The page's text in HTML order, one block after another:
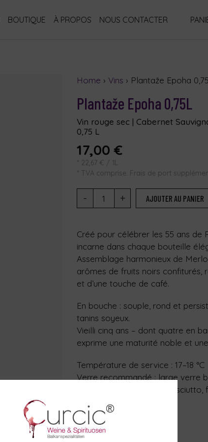
BOUTIQUE À PROPOS NOUS CONTACTER
Home › Vins › Plantaže Epoha
Plantaže Epoha 0,75L
Vin rouge sec | Cabernet
0,75 L
17,00€
* 22,67 € / 1L
* TVA comprise. Frais de port
- + AJOUTER AU PANIER
Créé pour célébrer les 55 ans de
incarne dans chaque bouteille
Assemblage harmonieux de
arômes de fruits noirs confiturés,
et d’une touche de café.
En bouche : souple, rond et
tanins soyeux.
Vieilli cinq ans – dont quatre en
exprime une maturité noble et
Température de service : 17–18 °C
Verre recommandé : large verre
Accords : steak, veau,
Fabricant